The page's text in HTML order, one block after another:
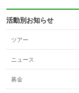
活動別お知らせ
ツアー
ニュース
募金